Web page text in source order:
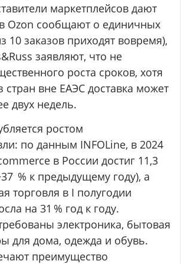
маркетплейсов дают
Ozon сообщают о единичных
10 заказов приходят вовремя),
заявляют, что не
роста сроков, хотя
стран вне ЕАЭС доставка может
двух недель.
ростом
по данным INFOLine, в 2024
в России достиг 11,3
% к предыдущему году), а
торговля в I полугодии
на 31 % год к году.
электроника, бытовая
для дома, одежда и обувь.
преимущество